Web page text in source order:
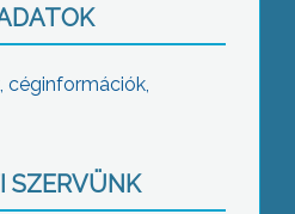
céginformációk,
SZERVÜNK